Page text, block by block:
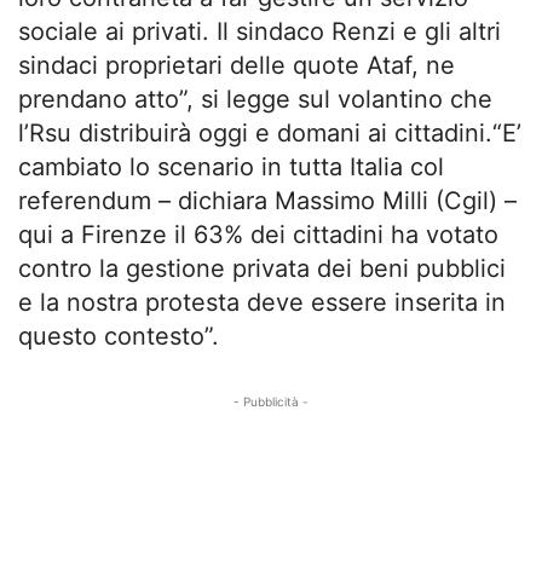
sociale ai privati. Il sindaco Renzi e gli altri
sindaci proprietari delle quote Ataf, ne
prendano atto”, si legge sul volantino che
l’Rsu distribuirà oggi e domani ai cittadini.“E’
cambiato lo scenario in tutta Italia col
referendum – dichiara Massimo Milli (Cgil) –
qui a Firenze il 63% dei cittadini ha votato
contro la gestione privata dei beni pubblici
e la nostra protesta deve essere inserita in
questo contesto”.
- Pubblicità -